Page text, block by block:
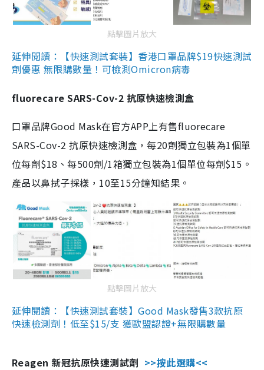
點擊圖片放大
延伸閱讀：【快速測試套裝】香港口罩品牌$19快速測試
劑優惠 無限購數量！可檢測Omicron病毒
fluorecare SARS-Cov-2 抗原快速檢測盒
口罩品牌Good Mask在官方APP上有售fluorecare
SARS-Cov-2 抗原快速檢測盒，每20劑獨立包裝為1個單
位每劑$18、每500劑/1箱獨立包裝為1個單位每劑$15。
產品以鼻拭子採樣，10至15分鐘知結果。
點擊圖片放大
延伸閱讀：【快速測試套裝】Good Mask發售3款抗原
快速檢測劑！低至$15/支 獲歐盟認證+無限購數量
Reagen 新冠抗原快速測試劑 >>按此選購<<